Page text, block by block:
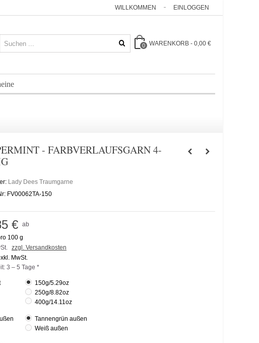
WILLKOMMEN EINLOGGEN
0 WARENKORB - 0,00 €
- FARBVERLAUFSGARN 4-
Lady Dees Traumgarne
FV00062TA-150
ab
€
100 g
zzgl. Versandkosten
MwSt.
3 – 5 Tage *
150g/5.29oz
250g/8.82oz
400g/14.11oz
Tannengrün außen
Weiß außen